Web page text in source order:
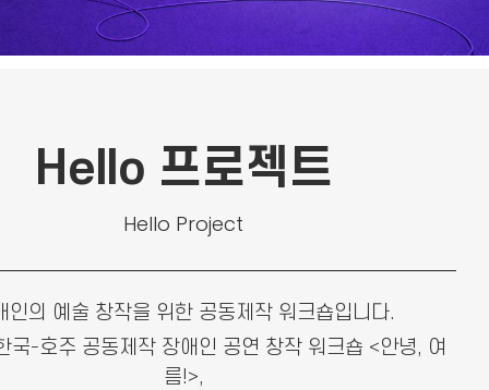
Hello 프로젝트
Hello Project
인의 예술 창작을 위한 공동제작 워크숍입니다.
국-호주 공동제작 장애인 공연 창작 워크숍 <안녕, 여
름!>,